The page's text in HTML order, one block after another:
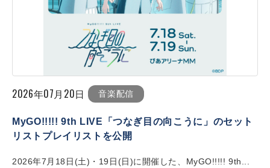
2026年07月20日 音楽配信
MyGO!!!!! 9th LIVE「つなぎ目の向こうに」のセット
リストプレイリストを公開
2026年7月18日(土)・19日(日)に開催した、MyGO!!!!! 9th...